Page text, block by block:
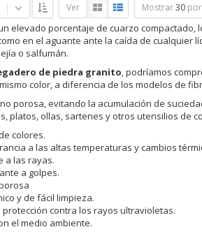
Ver Mostrar 30
elevado porcentaje de cuarzo
en el aguante ante la caída de cualquier
o salfumán.
de piedra granito, podríamos
color, a diferencia de los modelos de
porosa, evitando la acumulación de
platos, ollas, sartenes y otros utensilios de
colores.
a las altas temperaturas y cambios
a las rayas.
a golpes.
y de fácil limpieza.
contra los rayos ultravioletas.
el medio ambiente.